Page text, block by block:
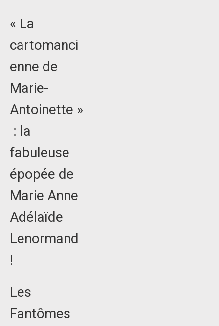
« La
cartomanci
enne de
Marie-
Antoinette »
: la
fabuleuse
épopée de
Marie Anne
Adélaïde
Lenormand
!
Les
Fantômes